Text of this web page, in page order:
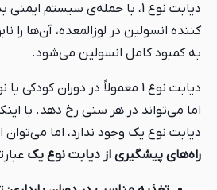
دیابت نوع 1، با حمله‌ی سیستم
کننده انسولین در لوزالمعده، آن‌ها را
به کمبود کامل انسولین می‌شود.
دیابت نوع 1 معمولاً در دوران
اما می‌تواند در هر سنی رخ دهد. با
دیابت نوع یک وجود ندارد، اما می‌توان
راه‌های پیشگیری از دیابت نوع یک